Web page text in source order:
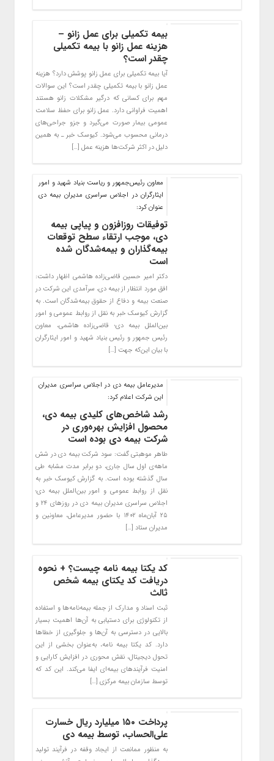
بیمه تکمیلی برای عمل زانو –
هزینه عمل زانو با بیمه تکمیلی
چقدر است؟
آیا بیمه تکمیلی برای عمل زانو پوشش دارد؟ هزینه
عمل زانو با بیمه تکمیلی چقدر است؟ این سوالات
مهم برای کسانی‌ که درگیر مشکلات زانو هستند
اهمیت فراوانی دارد. عمل زانو برای حفظ سلامت
عمومی بیمار صورت می‌گیرد و جزو جراحی‌های
درمانی محسوب می‌شود. کیوسک خبر ـ به همین
دلیل در اکثر شرکت‌ها هزینه عمل […]
معاون رئیس‌جمهور و ریاست بنیاد شهید و امور
ایثارگران در اجلاس سراسری مدیران بیمه دی
عنوان کرد:
توفیقات روزافزون و پیاپی بیمه
دی، موجب ارتقاء سطح توقعات
بیمه‌گذاران و بیمه‌شدگان شده
است
دکتر امیر حسین قاضی‌زاده هاشمی اظهار داشت:
افق مورد انتظار از بیمه دی، سرآمدی این شرکت در
صنعت بیمه و دفاع از حقوق بیمه‌‌شدگان است. به
گزارش کیوسک خبر به نقل از روابط عمومی و امور
بین‌الملل بیمه دی؛ قاضی‌زاده هاشمی، معاون
رئیس جمهور و رئیس بنیاد شهید و امور ایثارگران
با بیان این‌که جهت […]
مدیرعامل بیمه دی در اجلاس سراسری مدیران
این شرکت اعلام کرد:
رشد شاخص‌های کلیدی بیمه دی،
محصول افزایش بهره‌وری در
شرکت بیمه دی بوده است
طاهر موهبتی گفت: سود شرکت بیمه دی در شش
ماهه‌ی اول سال جاری، دو برابر مدت مشابه طی
سال گذشته بوده است. به گزارش کیوسک خبر به
نقل از روابط عمومی و امور بین‌الملل بیمه دی؛
اجلاس سراسری مدیران بیمه دی در روزهای ۲۴ و
۲۵ آبان‌ماه ۱۴۰۲ با حضور مدیرعامل، معاونین و
مدیران ستاد […]
کد یکتا بیمه نامه چیست؟ + نحوه
دریافت کد یکتای بیمه شخص
ثالث
ثبت اسناد و مدارک از جمله بیمه‌نامه‌ها و استفاده
از تکنولوژی برای دستیابی به آن‌ها اهمیت بسیار
بالایی در دسترسی به آن‌‌ها و جلوگیری از خطاها
دارد. کد یکتا بیمه نامه، به‌عنوان بخشی از این
تحول دیجیتال، نقش محوری در افزایش کارایی و
امنیت فرآیندهای بیمه‌ای ایفا می‌کند. این کد که
توسط سازمان بیمه مرکزی […]
پرداخت ۱۵۰ میلیارد ریال خسارت
علی‌الحساب، توسط بیمه دی
به منظور ممانعت از ایجاد وقفه در فرآیند‌ تولید